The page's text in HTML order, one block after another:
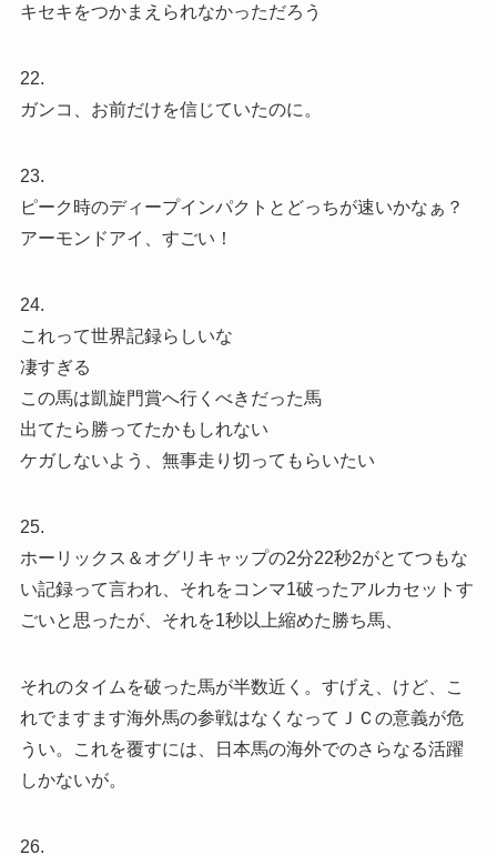
キセキをつかまえられなかっただろう
22.
ガンコ、お前だけを信じていたのに。
23.
ピーク時のディープインパクトとどっちが速いかなぁ？
アーモンドアイ、すごい！
24.
これって世界記録らしいな
凄すぎる
この馬は凱旋門賞へ行くべきだった馬
出てたら勝ってたかもしれない
ケガしないよう、無事走り切ってもらいたい
25.
ホーリックス＆オグリキャップの2分22秒2がとてつもな
い記録って言われ、それをコンマ1破ったアルカセットす
ごいと思ったが、それを1秒以上縮めた勝ち馬、
それのタイムを破った馬が半数近く。すげえ、けど、こ
れでますます海外馬の参戦はなくなってＪＣの意義が危
うい。これを覆すには、日本馬の海外でのさらなる活躍
しかないが。
26.